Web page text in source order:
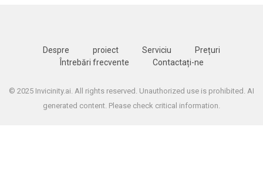
Despre proiect Serviciu
Prețuri
Întrebări frecvente
Contactați-ne
© 2025 Invicinity.ai. All rights reserved. Unauthorized use is prohibited. AI
generated content. Please check critical information.